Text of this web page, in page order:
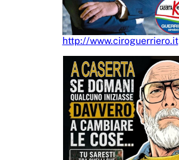
http://www.ciroguerriero.it